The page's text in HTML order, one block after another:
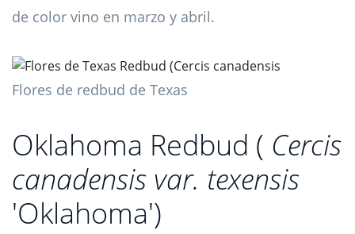
de color vino en marzo y abril.
Flores de redbud de Texas
Oklahoma Redbud ( Cercis
canadensis var. texensis
'Oklahoma')